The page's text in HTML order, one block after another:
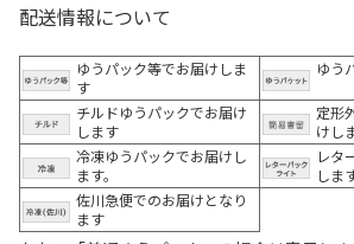
配送情報について
ゆうパック等でお届けしま
す
ゆう
チルドゆうパックでお届け
します
定形
けし
冷凍ゆうパックでお届けし
ます。
レタ
しま
佐川急便でのお届けとなり
ます